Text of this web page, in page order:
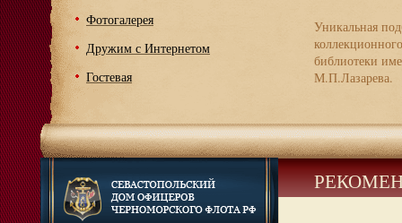
Фотогалерея
Дружим с Интернетом
Гостевая
Уникальная
библиотеки
М.П.Лазарева.